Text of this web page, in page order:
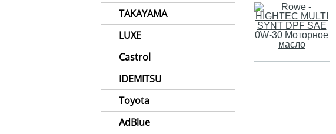
TAKAYAMA
LUXE
Castrol
IDEMITSU
Toyota
AdBlue